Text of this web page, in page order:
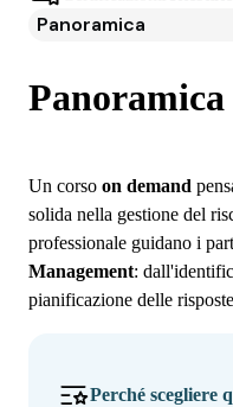
Panoramica
Programma
Iscrizione
Panoramica
Un corso on demand
solida nella gestione del
professionale guidano i
Management:
pianificazione delle
Perché scegliere